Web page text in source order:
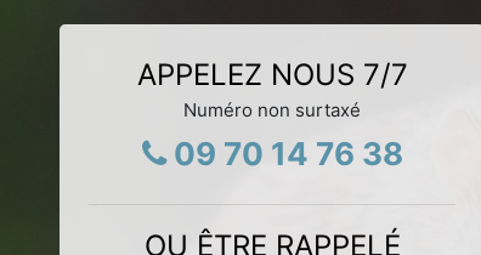
APPELEZ NOUS 7/7
Numéro non surtaxé
09 70 14 76 38
OU ÊTRE RAPPELÉ